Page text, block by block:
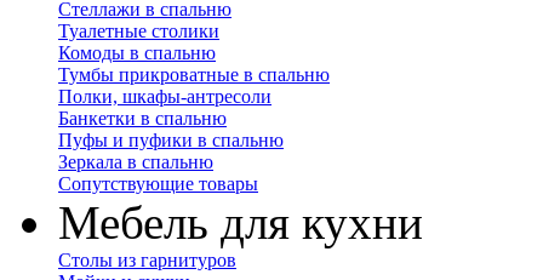
Стеллажи в спальню
Туалетные столики
Комоды в спальню
Тумбы прикроватные в спальню
Полки, шкафы-антресоли
Банкетки в спальню
Пуфы и пуфики в спальню
Зеркала в спальню
Сопутствующие товары
Мебель для кухни
Столы из гарнитуров